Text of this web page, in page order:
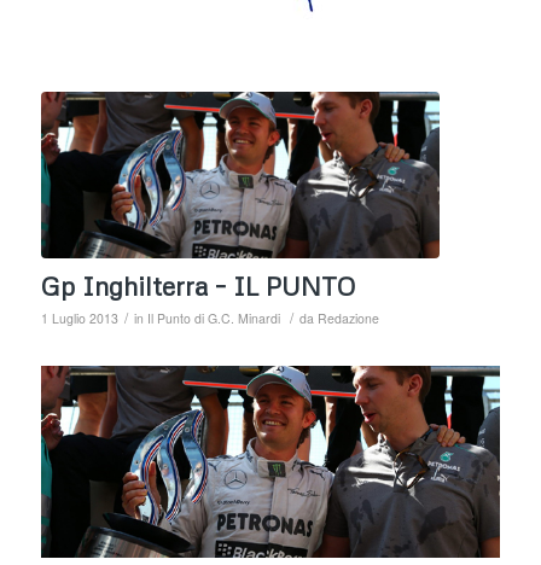
Gp Inghilterra – IL PUNTO
1 Luglio 2013 / in Il Punto di G.C. Minardi / da Redazione